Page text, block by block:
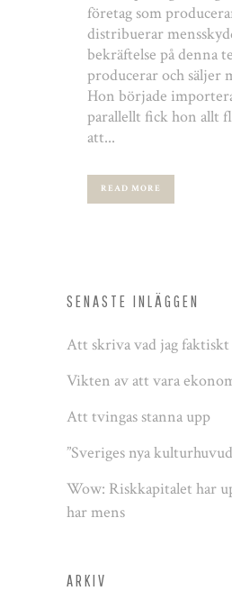
företag som
distribuerar
bekräftelse på denna
producerar och säljer
Hon började
parallellt fick hon allt
att...
READ MORE
SENASTE INLÄGGEN
Att skriva vad jag
Vikten av att vara
Att tvingas stanna upp
”Sveriges nya
Wow: Riskkapitalet har
har mens
ARKIV